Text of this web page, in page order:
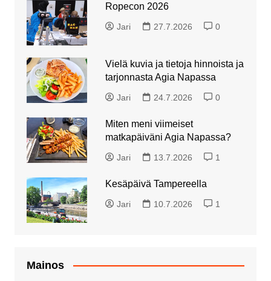
Ropecon 2026
Jari 27.7.2026 0
Vielä kuvia ja tietoja hinnoista ja
tarjonnasta Agia Napassa
Jari 24.7.2026 0
Miten meni viimeiset
matkapäiväni Agia Napassa?
Jari 13.7.2026 1
Kesäpäivä Tampereella
Jari 10.7.2026 1
Mainos